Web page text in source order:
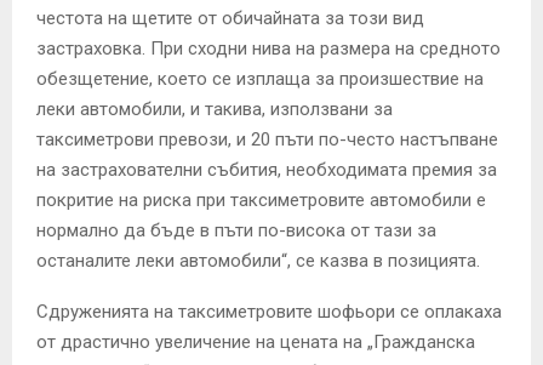
честота на щетите от обичайната за този вид
застраховка. При сходни нива на размера на средното
обезщетение, което се изплаща за произшествие на
леки автомобили, и такива, използвани за
таксиметрови превози, и 20 пъти по-често настъпване
на застрахователни събития, необходимата премия за
покритие на риска при таксиметровите автомобили е
нормално да бъде в пъти по-висока от тази за
останалите леки автомобили“, се казва в позицията.
Сдруженията на таксиметровите шофьори се оплакаха
от драстично увеличение на цената на „Гражданска